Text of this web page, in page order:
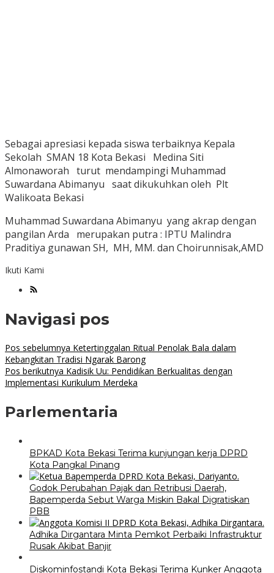
Sebagai apresiasi kepada siswa terbaiknya Kepala
Sekolah SMAN 18 Kota Bekasi Medina Siti
Almonaworah turut mendampingi Muhammad
Suwardana Abimanyu saat dikukuhkan oleh Plt
Walikoata Bekasi
Muhammad Suwardana Abimanyu yang akrap dengan
pangilan Arda merupakan putra : IPTU Malindra
Praditiya gunawan SH, MH, MM. dan Choirunnisak,AMD
Ikuti Kami
Navigasi pos
Pos sebelumnya Ketertinggalan Ritual Penolak Bala dalam
Kebangkitan Tradisi Ngarak Barong
Pos berikutnya Kadisik Uu: Pendidikan Berkualitas dengan
Implementasi Kurikulum Merdeka
Parlementaria
BPKAD Kota Bekasi Terima kunjungan kerja DPRD
Kota Pangkal Pinang
Godok Perubahan Pajak dan Retribusi Daerah,
Bapemperda Sebut Warga Miskin Bakal Digratiskan
PBB
Adhika Dirgantara Minta Pemkot Perbaiki Infrastruktur
Rusak Akibat Banjir
Diskominfostandi Kota Bekasi Terima Kunker Anggota